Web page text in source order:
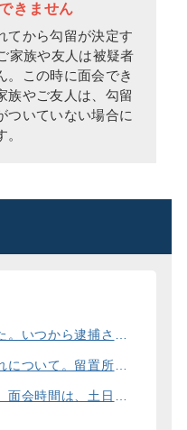
きません
てから勾留が決定す
家族や友人は被疑者
。この時に面会でき
族やご友人は、勾留
ついていない場合に
族と面会することができますか？
手紙を送る際の宛先の書き方は？
面会は、一度に面会できる人数は。